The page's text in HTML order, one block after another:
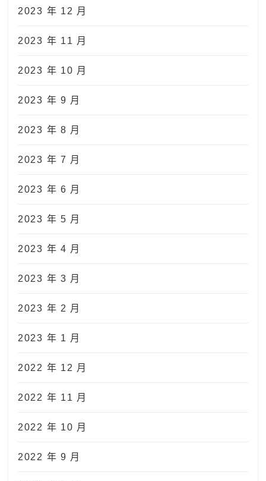
2023 年 12 月
2023 年 11 月
2023 年 10 月
2023 年 9 月
2023 年 8 月
2023 年 7 月
2023 年 6 月
2023 年 5 月
2023 年 4 月
2023 年 3 月
2023 年 2 月
2023 年 1 月
2022 年 12 月
2022 年 11 月
2022 年 10 月
2022 年 9 月